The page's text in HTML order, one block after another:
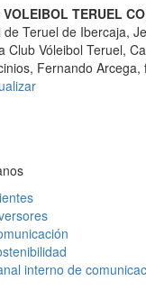
TERUEL
Teruel de Ibercaja,
Club Vóleibol Teruel,
Fernando
interno de